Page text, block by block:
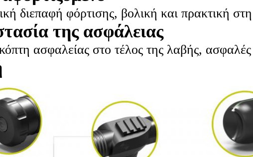
διεπαφή φόρτισης, βολική και πρακτική
της ασφάλειας
ασφαλείας στο τέλος της λαβής,